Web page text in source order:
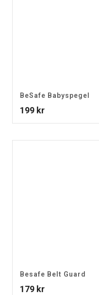
BeSafe Babyspegel
199 kr
Besafe Belt Guard
179 kr